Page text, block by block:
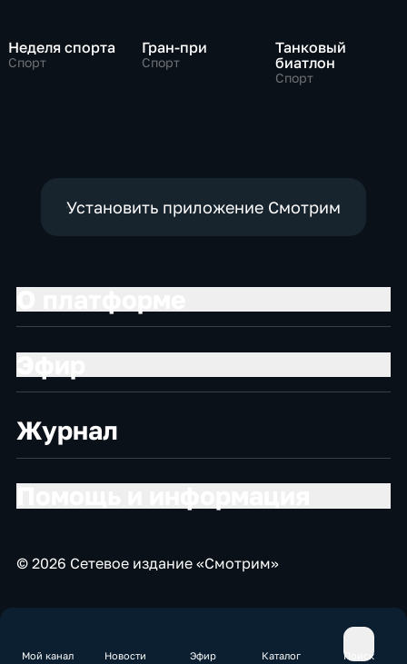
Мой канал Новости Эфир Каталог Поиск
Неделя спорта
Спорт
Гран-при
Спорт
Танковый
биатлон
Спорт
Установить приложение Смотрим
Журнал
© 2026 Сетевое издание «Смотрим»